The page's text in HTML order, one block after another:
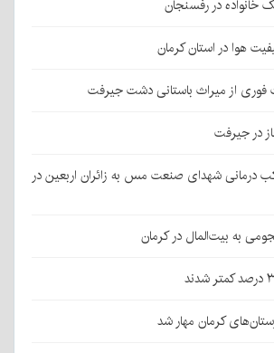
خانواده در رفسنجان
هوا در استان کرمان
فوری از میراث باستانی دشت جیرفت
در جیرفت
درمانی شهدای صنعت مس به زائران اربعین در
به بیت‌المال در کرمان
کرمان مهار شد